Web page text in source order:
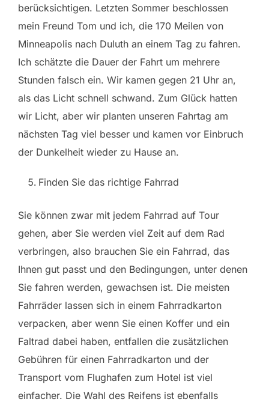
berücksichtigen. Letzten Sommer beschlossen
mein Freund Tom und ich, die 170 Meilen von
Minneapolis nach Duluth an einem Tag zu fahren.
Ich schätzte die Dauer der Fahrt um mehrere
Stunden falsch ein. Wir kamen gegen 21 Uhr an,
als das Licht schnell schwand. Zum Glück hatten
wir Licht, aber wir planten unseren Fahrtag am
nächsten Tag viel besser und kamen vor Einbruch
der Dunkelheit wieder zu Hause an.
Finden Sie das richtige Fahrrad
Sie können zwar mit jedem Fahrrad auf Tour
gehen, aber Sie werden viel Zeit auf dem Rad
verbringen, also brauchen Sie ein Fahrrad, das
Ihnen gut passt und den Bedingungen, unter denen
Sie fahren werden, gewachsen ist. Die meisten
Fahrräder lassen sich in einem Fahrradkarton
verpacken, aber wenn Sie einen Koffer und ein
Faltrad dabei haben, entfallen die zusätzlichen
Gebühren für einen Fahrradkarton und der
Transport vom Flughafen zum Hotel ist viel
einfacher. Die Wahl des Reifens ist ebenfalls